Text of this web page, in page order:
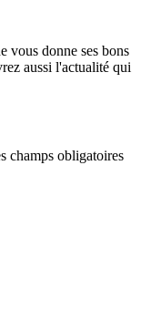
vous donne ses bons
aussi l'actualité qui
champs obligatoires